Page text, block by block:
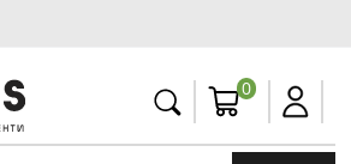
0